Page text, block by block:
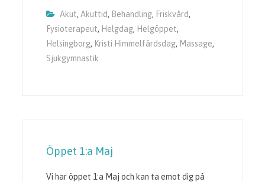
Akut,Akuttid, Behandling, Friskvård,
Fysioterapeut, Helgdag, Helgöppet,
Helsingborg, Kristi Himmelfärdsdag, Massage,
Sjukgymnastik
Öppet 1:a Maj
Vi har öppet 1:a Maj och kan ta emot dig på